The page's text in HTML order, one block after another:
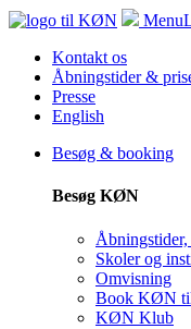
Menu
Kontakt os
Åbningstider &
Presse
English
Besøg & booking
Besøg KØN
Skoler og
Omvisning
Book KØN til
KØN Klub